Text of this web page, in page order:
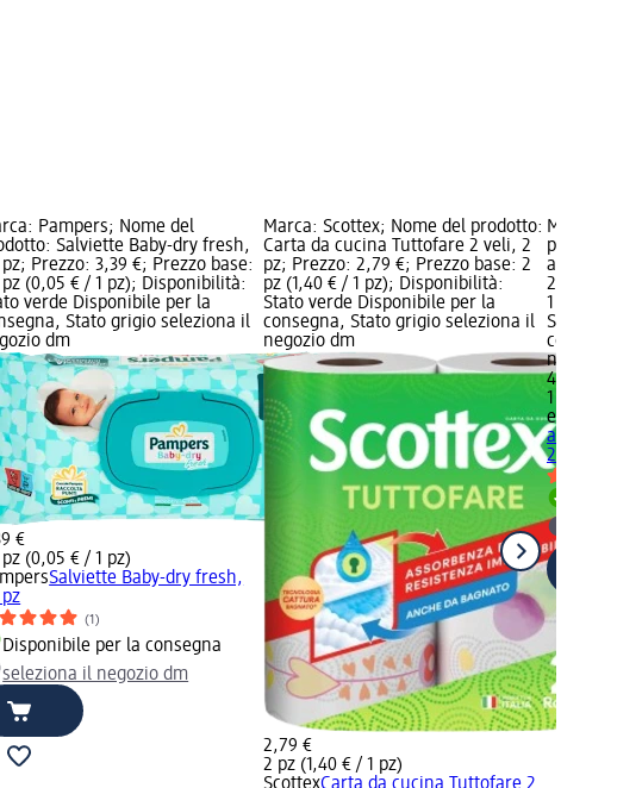
Pampers; Nome del
Salviette Baby-dry fresh,
pz; Prezzo: 3,39 €; Prezzo base:
pz (0,05 € / 1 pz); Disponibilità:
verde Disponibile per la
Stato grigio seleziona il
dm
€
(0,05 € / 1 pz)
Salviette Baby-dry fresh,
(1)
Disponibile per la consegna
seleziona il negozio dm
Marca: Scottex; Nome del prodotto:
Carta da cucina Tuttofare 2 veli, 2
pz; Prezzo: 2,79 €; Prezzo base: 2
pz (1,40 € / 1 pz); Disponibilità:
Stato verde Disponibile per la
consegna, Stato grigio seleziona il
negozio dm
2,79 €
2 pz (1,40 € / 1 pz)
Marca:
prodotto:
25 ml;
1 pz (4,99
Stato
consegna,
negozio dm
4,99 €
1 pz (4,99 €
essence
25 ml